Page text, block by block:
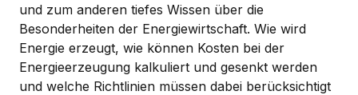
und zum anderen tiefes Wissen über die
Besonderheiten der Energiewirtschaft. Wie wird
Energie erzeugt, wie können Kosten bei der
Energieerzeugung kalkuliert und gesenkt werden
und welche Richtlinien müssen dabei berücksichtigt